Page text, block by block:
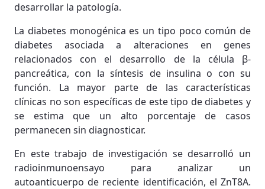
desarrollar la patología.
La diabetes monogénica es un tipo poco común de
diabetes asociada a alteraciones en genes
relacionados con el desarrollo de la célula β-
pancreática, con la síntesis de insulina o con su
función. La mayor parte de las características
clínicas no son específicas de este tipo de diabetes y
se estima que un alto porcentaje de casos
permanecen sin diagnosticar.
En este trabajo de investigación se desarrolló un
radioinmunoensayo para analizar un
autoanticuerpo de reciente identificación, el ZnT8A.